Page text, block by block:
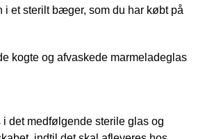
i et sterilt bæger, som du har købt på
kogte og afvaskede marmeladeglas
det medfølgende sterile glas og